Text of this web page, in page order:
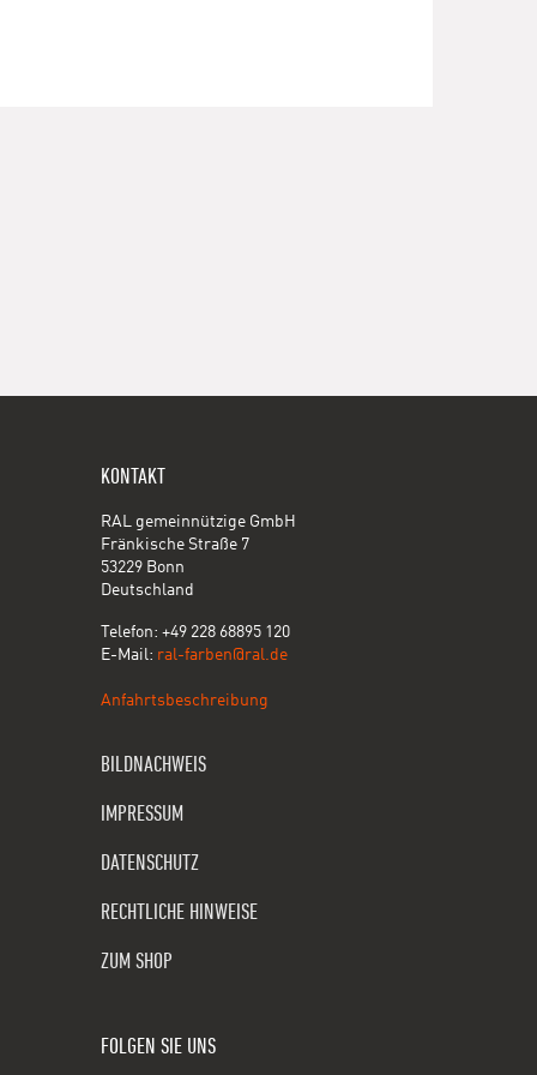
KONTAKT
RAL gemeinnützige GmbH
Fränkische Straße 7
53229 Bonn
Deutschland
Telefon: +49 228 68895 120
E-Mail: ral-farben@ral.de
Anfahrtsbeschreibung
BILDNACHWEIS
IMPRESSUM
DATENSCHUTZ
RECHTLICHE HINWEISE
ZUM SHOP
FOLGEN SIE UNS